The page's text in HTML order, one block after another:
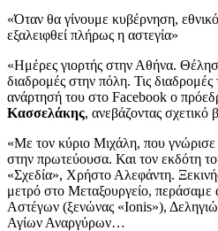
«Όταν θα γίνουμε κυβέρνηση,
εξαλειφθεί πλήρως η αστεγία»
«Ημέρες γιορτής στην Αθήνα.
διαδρομές στην πόλη. Τις διαδρομές
ανάρτησή του στο Facebook ο
Κασσελάκης, ανεβάζοντας σχετικό
«Με τον κύριο Μιχάλη, που γνώρισε
στην πρωτεύουσα. Και τον εκδότη
«Σχεδία», Χρήστο Αλεφάντη.
μετρό στο Μεταξουργείο,
Αστέγων (ξενώνας «Ionis»),
Αγίων Αναργύρων…